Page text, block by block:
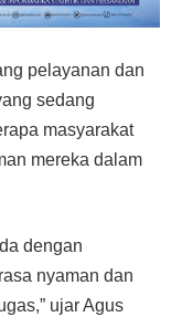
pelayanan dan
sedang
masyarakat
mereka dalam
dengan
nyaman dan
ujar Agus